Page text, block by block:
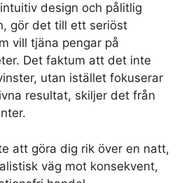
design och pålitlig
gör det till ett seriöst
vill tjäna pengar på
Det faktum att det inte
utan istället fokuserar
resultat, skiljer det från
att göra dig rik över en natt,
väg mot konsekvent,